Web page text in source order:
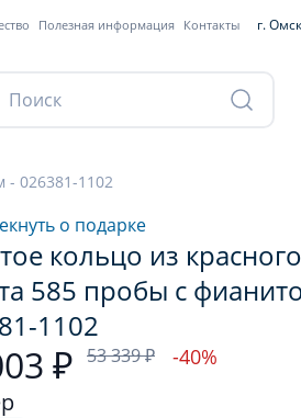
Полезная информация Контакты г. Омск
- 026381-1102
о подарке
кольцо из
585 пробы с
1102
₽ 53 339 ₽ -40%